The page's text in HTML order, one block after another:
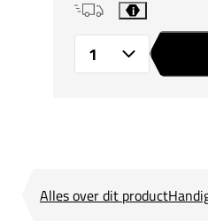
i
Alles over dit product